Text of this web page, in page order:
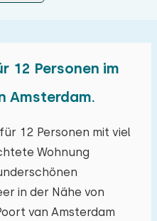
12 Personen im
Amsterdam.
12 Personen mit viel
Wohnung
in der Nähe von
van Amsterdam
2026
Fr Sa
31 01